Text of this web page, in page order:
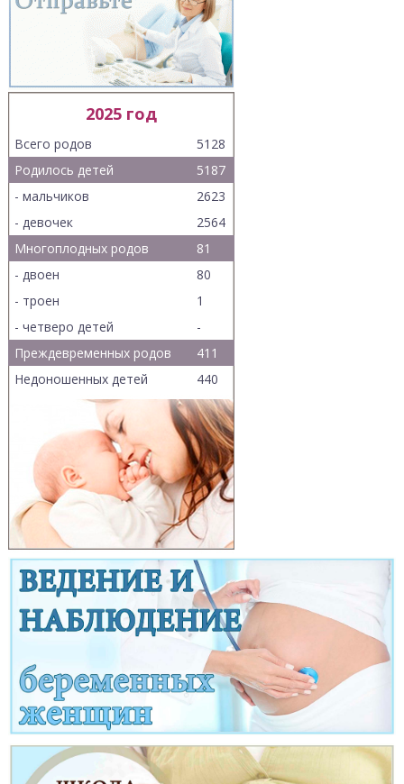
2025 год
Всего родов
5128
Родилось детей
5187
- мальчиков
2623
- девочек
2564
Многоплодных родов
81
- двоен
80
- троен
1
- четверо детей
-
Преждевременных родов
411
Недоношенных детей
440